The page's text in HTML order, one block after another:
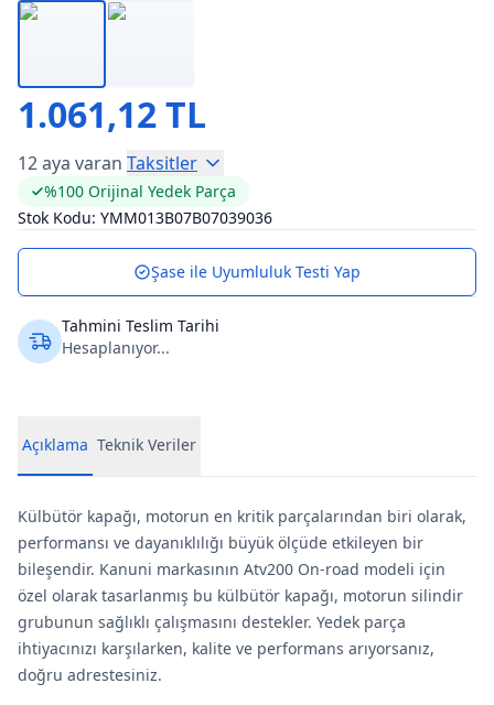
1.061,12 TL
12 aya varan Taksitler
%100 Orijinal Yedek Parça
Stok Kodu: YMM013B07B07039036
Şase ile Uyumluluk Testi Yap
Tahmini Teslim Tarihi
Hesaplanıyor...
Açıklama Teknik Veriler
Külbütör kapağı, motorun en kritik parçalarından biri olarak,
performansı ve dayanıklılığı büyük ölçüde etkileyen bir
bileşendir. Kanuni markasının Atv200 On-road modeli için
özel olarak tasarlanmış bu külbütör kapağı, motorun silindir
grubunun sağlıklı çalışmasını destekler. Yedek parça
ihtiyacınızı karşılarken, kalite ve performans arıyorsanız,
doğru adrestesiniz.